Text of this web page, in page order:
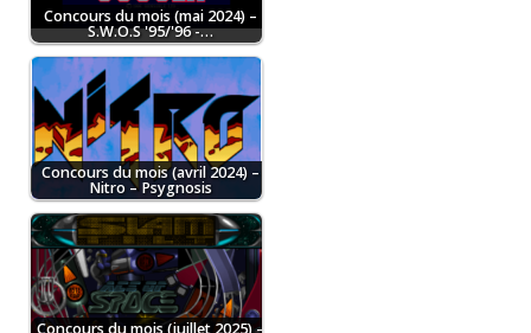
Concours du mois (mai 2024) –
S.W.O.S '95/'96 -…
Concours du mois (avril 2024) –
Nitro – Psygnosis